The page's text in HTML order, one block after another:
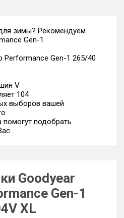
зимы? Рекомендуем
Gen-1
Performance Gen-1 265/40
V
104
выборов вашей
подобрать
Goodyear
Gen-1
XL